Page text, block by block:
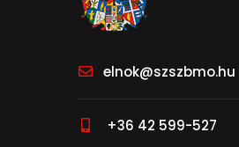
elnok@szszbmo.hu
+36 42 599-527